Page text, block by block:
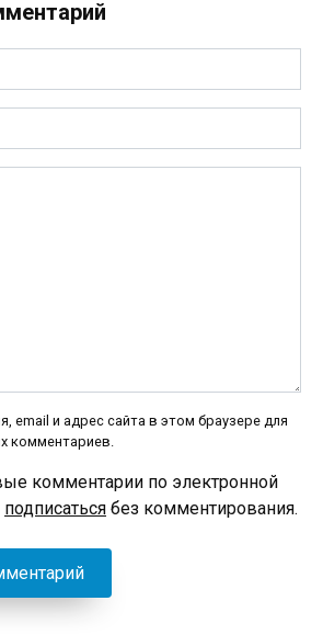
email и адрес сайта в этом браузере для
комментариев.
комментарии по электронной
подписаться без комментирования.